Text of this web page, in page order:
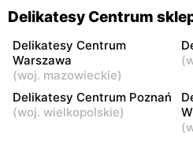
Delikatesy Centrum
Warszawa, ul. Kłobucka 8b
8
Delikatesy Centrum
Warszawa, ul. Dzieci
Warszawy 40a
Delikatesy Centrum
Delikatesy Centrum
Warszawa
(woj. mazowieckie)
(
Delikatesy Centrum Poznań
(woj. wielkopolskie)
(